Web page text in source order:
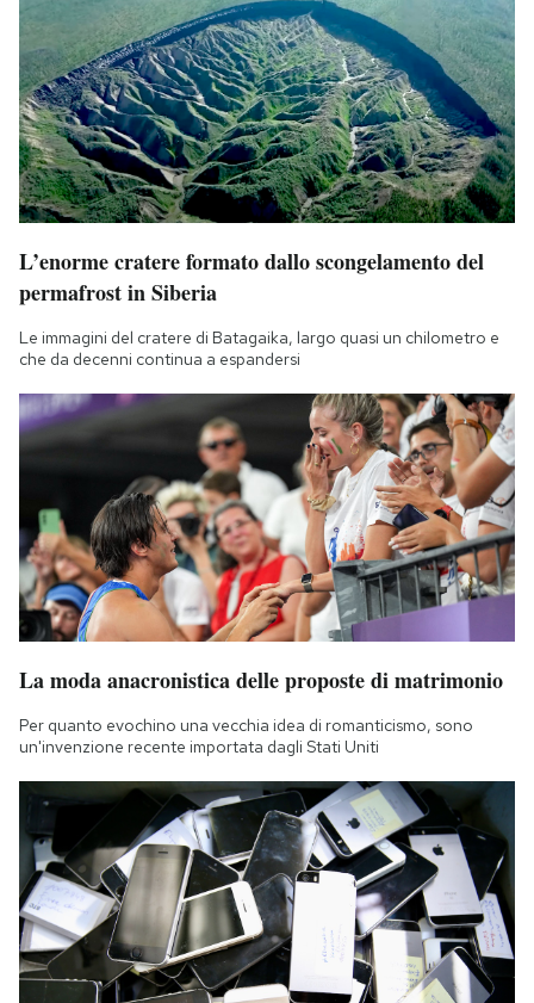
L’enorme cratere formato dallo scongelamento del
permafrost in Siberia
Le immagini del cratere di Batagaika, largo quasi un chilometro e
che da decenni continua a espandersi
La moda anacronistica delle proposte di matrimonio
Per quanto evochino una vecchia idea di romanticismo, sono
un'invenzione recente importata dagli Stati Uniti